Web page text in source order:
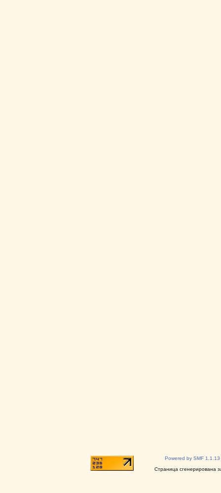
Powered by SMF 1.1.13
Страница сгенерирована